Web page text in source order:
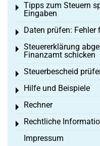
Tipps zum Steuern
Eingaben
Toggle menu
Daten prüfen: Fehler
Toggle menu
Steuererklärung
Finanzamt schicken
Toggle menu
Steuerbescheid
Toggle menu
Hilfe und Beispiele
Toggle menu
Rechner
Toggle menu
Rechtliche
Toggle menu
Impressum